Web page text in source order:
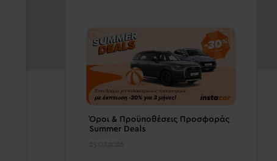
Όροι & Προϋποθέσεις Προσφοράς
Summer Deals
23.07.2026